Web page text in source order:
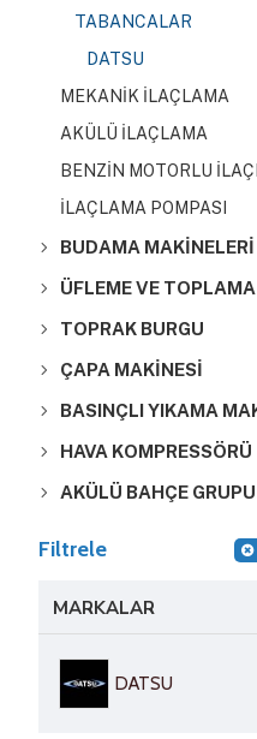
TABANCALAR
DATSU
MEKANİK İLAÇLAMA
AKÜLÜ İLAÇLAMA
İLAÇLAMA POMPASI
BUDAMA MAKİNELERİ
TOPRAK BURGU
ÇAPA MAKİNESİ
HAVA KOMPRESSÖRÜ
AKÜLÜ BAHÇE GRUPU
Filtrele
MARKALAR
DATSU